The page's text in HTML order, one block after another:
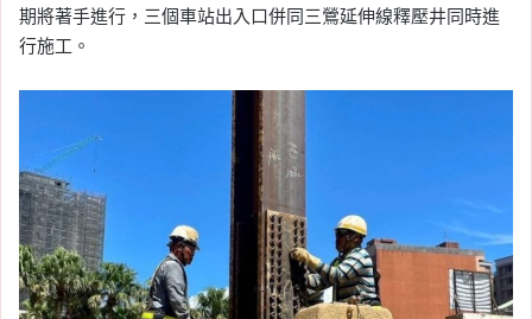
期將著手進行，三個車站出入口併同三鶯延伸線釋壓井同時進
行施工。